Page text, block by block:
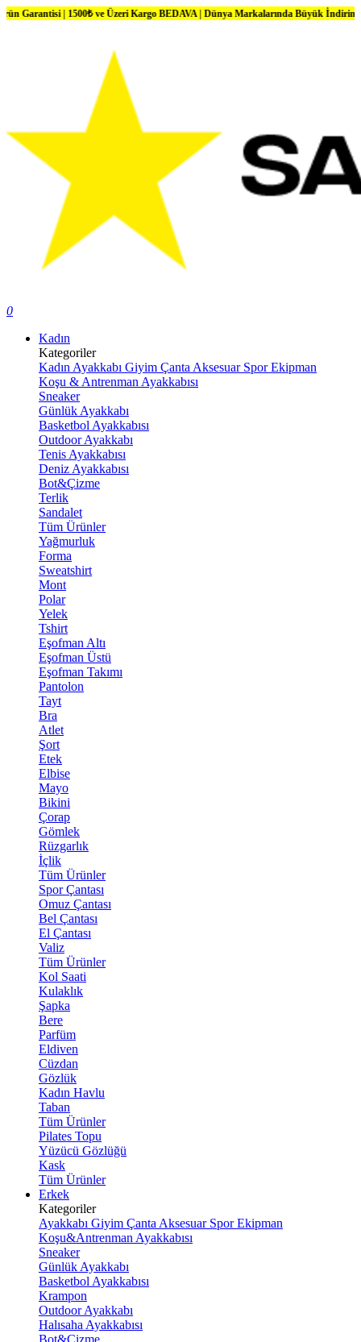
| 1500₺ ve Üzeri Kargo BEDAVA | Dünya Markalarında Büyük İndirimler
0
Kadın
Kategoriler
Kadın Ayakkabı Giyim Çanta Aksesuar Spor Ekipman
Koşu & Antrenman Ayakkabısı
Sneaker
Günlük Ayakkabı
Basketbol Ayakkabısı
Outdoor Ayakkabı
Tenis Ayakkabısı
Deniz Ayakkabısı
Bot&Çizme
Terlik
Sandalet
Tüm Ürünler
Yağmurluk
Forma
Sweatshirt
Mont
Polar
Yelek
Tshirt
Eşofman Altı
Eşofman Üstü
Eşofman Takımı
Pantolon
Tayt
Bra
Atlet
Şort
Etek
Elbise
Mayo
Bikini
Çorap
Gömlek
Rüzgarlık
İçlik
Tüm Ürünler
Spor Çantası
Omuz Çantası
Bel Çantası
El Çantası
Valiz
Tüm Ürünler
Kol Saati
Kulaklık
Şapka
Bere
Parfüm
Eldiven
Cüzdan
Gözlük
Kadın Havlu
Taban
Tüm Ürünler
Pilates Topu
Yüzücü Gözlüğü
Kask
Tüm Ürünler
Erkek
Kategoriler
Ayakkabı Giyim Çanta Aksesuar Spor Ekipman
Koşu&Antrenman Ayakkabısı
Sneaker
Günlük Ayakkabı
Basketbol Ayakkabısı
Krampon
Outdoor Ayakkabı
Halısaha Ayakkabısı
Bot&Çizme